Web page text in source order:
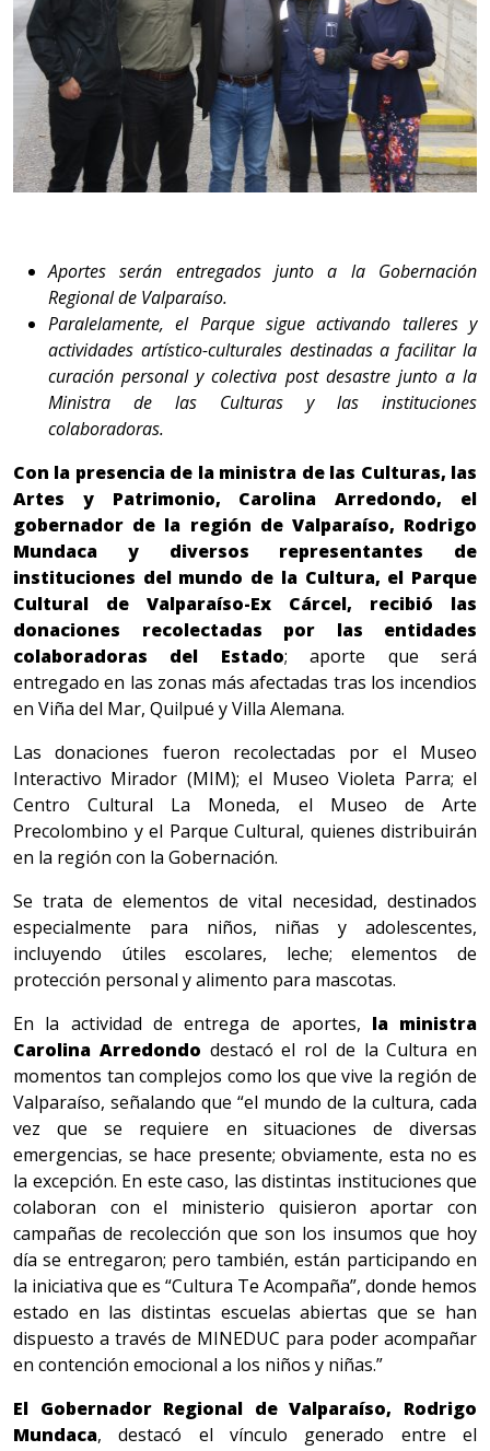
Aportes serán entregados junto a la Gobernación
Regional de Valparaíso.
Paralelamente, el Parque sigue activando talleres y
actividades artístico-culturales destinadas a facilitar la
curación personal y colectiva post desastre junto a la
Ministra de las Culturas y las instituciones
colaboradoras.
Con la presencia de la ministra de las Culturas, las
Artes y Patrimonio, Carolina Arredondo, el
gobernador de la región de Valparaíso, Rodrigo
Mundaca y diversos representantes de
instituciones del mundo de la Cultura, el Parque
Cultural de Valparaíso-Ex Cárcel, recibió las
donaciones recolectadas por las entidades
colaboradoras del Estado; aporte que será
entregado en las zonas más afectadas tras los incendios
en Viña del Mar, Quilpué y Villa Alemana.
Las donaciones fueron recolectadas por el Museo
Interactivo Mirador (MIM); el Museo Violeta Parra; el
Centro Cultural La Moneda, el Museo de Arte
Precolombino y el Parque Cultural, quienes distribuirán
en la región con la Gobernación.
Se trata de elementos de vital necesidad, destinados
especialmente para niños, niñas y adolescentes,
incluyendo útiles escolares, leche; elementos de
protección personal y alimento para mascotas.
En la actividad de entrega de aportes, la ministra
Carolina Arredondo destacó el rol de la Cultura en
momentos tan complejos como los que vive la región de
Valparaíso, señalando que “el mundo de la cultura, cada
vez que se requiere en situaciones de diversas
emergencias, se hace presente; obviamente, esta no es
la excepción. En este caso, las distintas instituciones que
colaboran con el ministerio quisieron aportar con
campañas de recolección que son los insumos que hoy
día se entregaron; pero también, están participando en
la iniciativa que es “Cultura Te Acompaña”, donde hemos
estado en las distintas escuelas abiertas que se han
dispuesto a través de MINEDUC para poder acompañar
en contención emocional a los niños y niñas.”
El Gobernador Regional de Valparaíso, Rodrigo
Mundaca, destacó el vínculo generado entre el